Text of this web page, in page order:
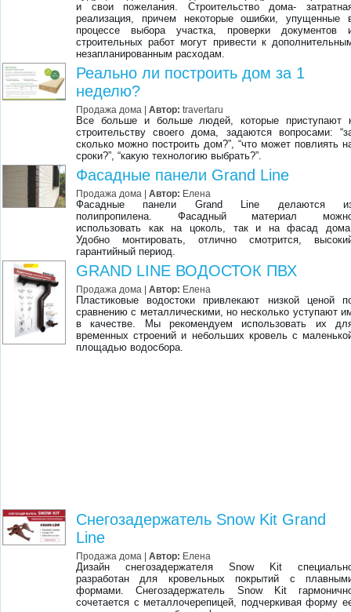
и свои пожелания. Строительство дома-
реализация, причем некоторые ошибки, упущенные
процессе выбора участка, проверки документов
строительных работ могут привести к
незапланированным расходам.
Реально ли построить дом за 1
неделю?
Продажа дома |Автор: travertaru
Все больше и больше людей, которые приступают
строительству своего дома, задаются вопросами:
сколько можно построить дом?”, “что может повлиять
сроки?”, “какую технологию выбрать?”.
Фасадные панели Grand Line
Продажа дома |Автор: Елена
Фасадные панели Grand Line делаются
полипропилена. Фасадный материал
использовать как на цоколь, так и на фасад
Удобно монтировать, отлично смотрится,
гарантийный период.
GRAND LINE ВОДОСТОК ПВХ
Продажа дома |Автор: Елена
Пластиковые водостоки привлекают низкой ценой
сравнению с металлическими, но несколько уступают
в качестве. Мы рекомендуем использовать их
временных строений и небольших кровель с
площадью водосбора.
Снегозадержатель Snow Kit Grand
Line
Продажа дома |Автор: Елена
Дизайн снегозадержателя Snow Kit
разработан для кровельных покрытий с
формами. Снегозадержатель Snow Kit
сочетается с металлочерепицей, подчеркивая форму